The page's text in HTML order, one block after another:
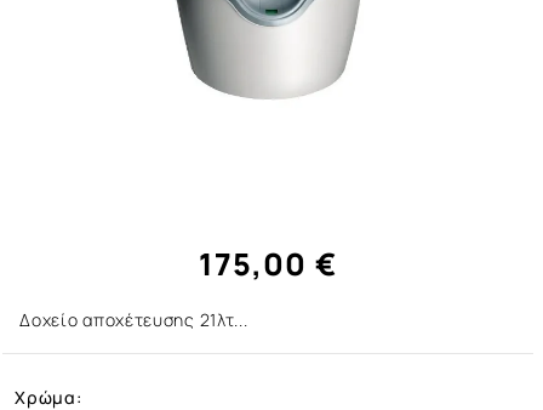
175,00 €
Δοχείο αποχέτευσης 21λτ...
Χρώμα: